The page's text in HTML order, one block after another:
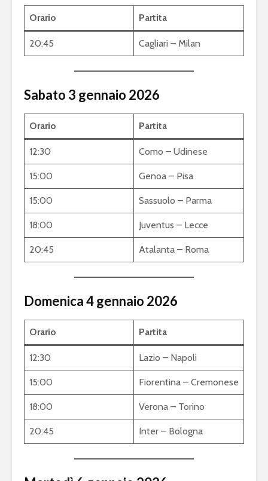
Orario Partita
20:45 Cagliari – Milan
Sabato 3 gennaio 2026
Orario Partita
12:30 Como – Udinese
15:00 Genoa – Pisa
15:00 Sassuolo – Parma
18:00 Juventus – Lecce
20:45 Atalanta – Roma
Domenica 4 gennaio 2026
Orario Partita
12:30 Lazio – Napoli
15:00 Fiorentina – Cremonese
18:00 Verona – Torino
20:45 Inter – Bologna